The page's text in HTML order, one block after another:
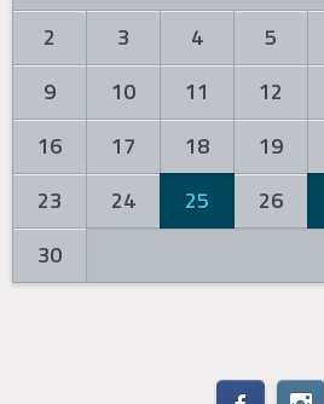
2
3 4 5
9
10 11 12
16
17 18 19
23
24 25 26
30